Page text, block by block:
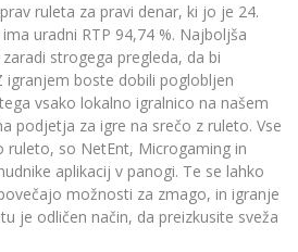
ruleta za pravi denar, ki jo je 24.
uradni RTP 94,74 %. Najboljša
strogega pregleda, da bi
igranjem boste dobili poglobljen
vsako lokalno igralnico na našem
podjetja za igre na srečo z ruleto. Vse
ruleto, so NetEnt, Microgaming in
aplikacij v panogi. Te se lahko
možnosti za zmago, in igranje
je odličen način, da preizkusite sveža